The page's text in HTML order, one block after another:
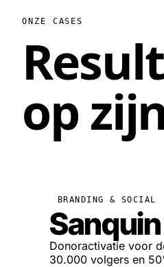
ONZE CASES
op
BRANDING & SOCIAL
Sanquin
Donoractivatie voor
30.000 volgers en